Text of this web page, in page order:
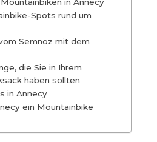
Spots rund um
Semnoz mit dem
die Sie in Ihrem
haben sollten
in Annecy
ein Mountainbike